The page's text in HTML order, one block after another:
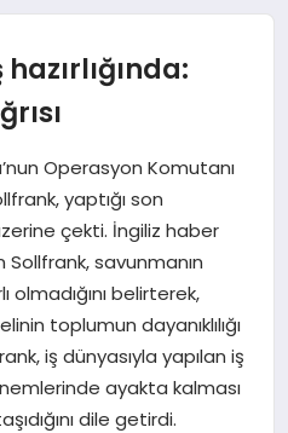
Operasyon Komutanı
yaptığı son
çekti. İngiliz haber
Sollfrank, savunmanın
olmadığını belirterek,
toplumun dayanıklılığı
iş dünyasıyla yapılan iş
ayakta kalması
dile getirdi.